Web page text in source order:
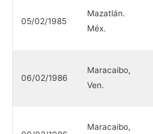
05/02/1985
Mazatlán.
Méx.
06/02/1986
Maracaibo,
Ven.
Maracaibo,